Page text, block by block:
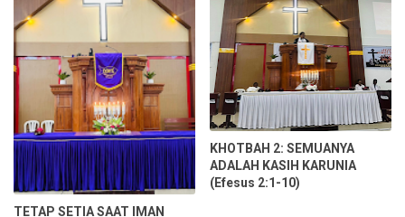
TETAP SETIA SAAT IMAN
KHOTBAH 2: SEMUANYA
ADALAH KASIH KARUNIA
(Efesus 2:1-10)